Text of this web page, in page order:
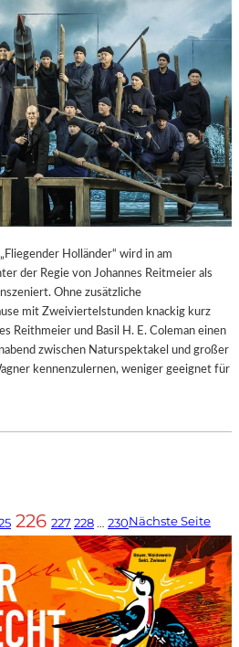
Holländer“ wird in am
der Regie von Johannes Reitmeier als
Ohne zusätzliche
mit Zweiviertelstunden knackig kurz
Reithmeier und Basil H. E. Coleman einen
zwischen Naturspektakel und großer
kennenzulernen, weniger geeignet für
226 227228… 230Nächste Seite